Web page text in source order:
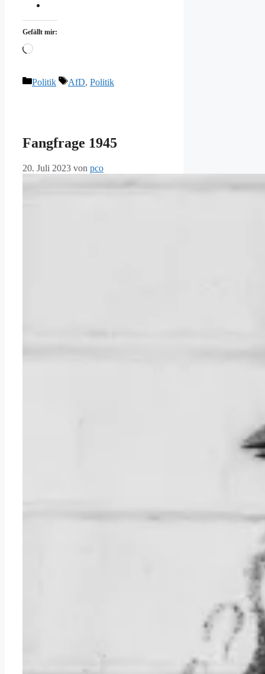
Gefällt mir:
Wird
Kategorien
Politik Schlagwörter
AfD, Politik
Fangfrage 1945
20. Juli 2023 von pco